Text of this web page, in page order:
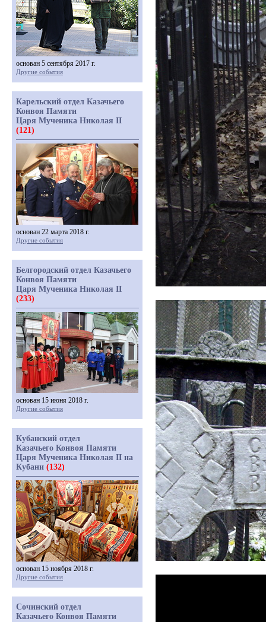
основан 5 сентября 2017 г.
Другие события
Карельский отдел Казачьего
Конвоя Памяти
Царя Мученика Николая II
(121)
основан 22 марта 2018 г.
Другие события
Белгородский отдел Казачьего
Конвоя Памяти
Царя Мученика Николая II
(233)
основан 15 июня 2018 г.
Другие события
Кубанский отдел
Казачьего Конвоя Памяти
Царя Мученика Николая II на
Кубани (132)
основан 15 ноября 2018 г.
Другие события
Сочинский отдел
Казачьего Конвоя Памяти